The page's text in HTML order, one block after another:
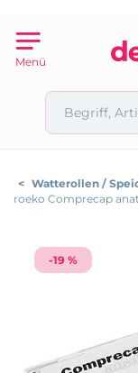
Menü
< Watterollen /
roeko Comprecap
-19 %